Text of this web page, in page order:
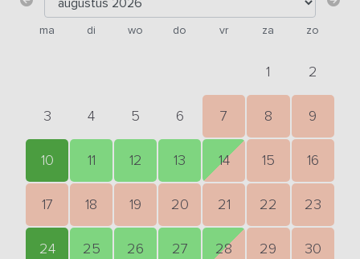
ma di wo do vr za zo
1 2
3 4 5 6 7 8 9
10 11 12 13 14 15 16
17 18 19 20 21 22 23
24 25 26 27 28 29 30